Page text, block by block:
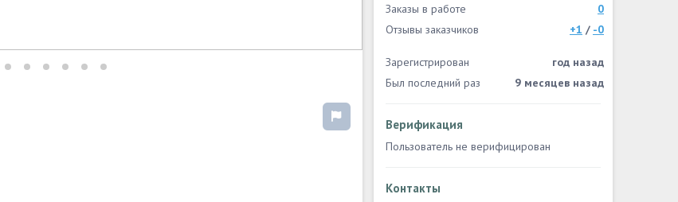
Заказы в работе
0
Отзывы заказчиков
+1 / -0
Зарегистрирован
год назад
Был последний раз
9 месяцев назад
Верификация
Пользователь не верифицирован
Контакты